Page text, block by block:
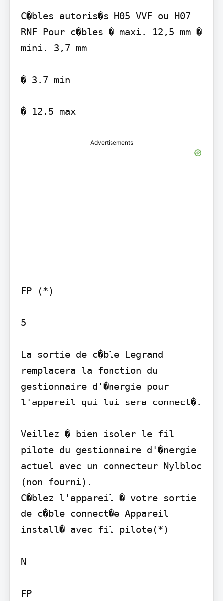
C�bles autoris�s H05 VVF ou H07
RNF Pour c�bles � maxi. 12,5 mm �
mini. 3,7 mm
� 3.7 min
� 12.5 max
Advertisements
FP (*)
5
La sortie de c�ble Legrand
remplacera la fonction du
gestionnaire d'�nergie pour
l'appareil qui lui sera connect�.
Veillez � bien isoler le fil
pilote du gestionnaire d'�nergie
actuel avec un connecteur Nylbloc
(non fourni).
C�blez l'appareil � votre sortie
de c�ble connect�e Appareil
install� avec fil pilote(*)
N
FP